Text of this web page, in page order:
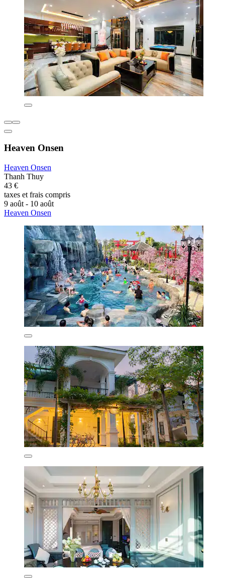
Heaven Onsen
Heaven Onsen
Thanh Thuy
43 €
taxes et frais compris
9 août - 10 août
Heaven Onsen